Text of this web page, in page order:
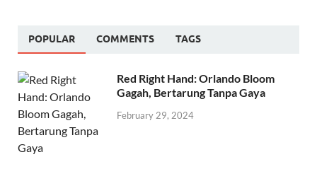
POPULAR COMMENTS TAGS
Red Right Hand: Orlando Bloom
Gagah, Bertarung Tanpa Gaya
February 29, 2024